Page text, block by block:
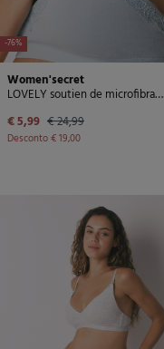
-76%
Women'secret
LOVELY soutien de microfibra sem costura para maternity em azul
€ 5,99 € 24,99
Desconto€ 19,00